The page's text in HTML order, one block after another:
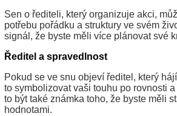
Sen o řediteli, který organizuje akci,
potřebu pořádku a struktury ve svém
signál, že byste měli více plánovat své
Ředitel a spravedlnost
Pokud se ve snu objeví ředitel, který
to symbolizovat vaši touhu po rovnosti
to být také známka toho, že byste měli
hodnotami.